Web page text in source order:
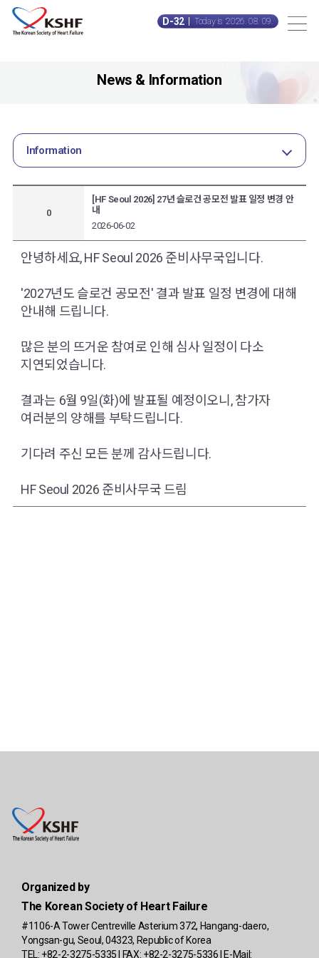
D-32 Today is 2026. 08. 09.
News & Information
Information
0
[HF Seoul 2026] 27년 슬로건 공모전 발표 일정 변경 안
내
2026-06-02
안녕하세요, HF Seoul 2026 준비사무국입니다.
'2027년도 슬로건 공모전' 결과 발표 일정 변경에 대해
안내해 드립니다.
많은 분의 뜨거운 참여로 인해 심사 일정이 다소
지연되었습니다.
결과는 6월 9일(화)에 발표될 예정이오니, 참가자
여러분의 양해를 부탁드립니다.
기다려 주신 모든 분께 감사드립니다.
HF Seoul 2026 준비사무국 드림
Organized by
The Korean Society of Heart Failure
#1106-A Tower Centreville Asterium 372, Hangang-daero,
Yongsan-gu, Seoul, 04323, Republic of Korea
TEL: +82-2-3275-5335 | FAX: +82-2-3275-5336 | E-Mail: